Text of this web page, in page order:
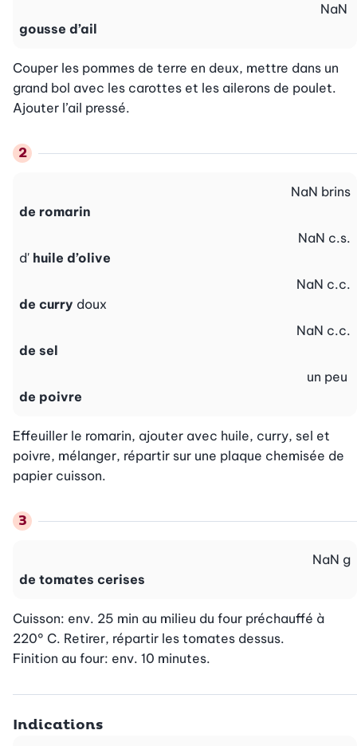
gousse d’ail
NaN
Couper les pommes de terre en deux, mettre dans un
grand bol avec les carottes et les ailerons de poulet.
Ajouter l’ail pressé.
de romarin
NaN brins
d' huile d’olive
NaN c.s.
de curry doux
NaN c.c.
de sel
NaN c.c.
de poivre
un peu
Effeuiller le romarin, ajouter avec huile, curry, sel et
poivre, mélanger, répartir sur une plaque chemisée de
papier cuisson.
de tomates cerises
NaN g
Cuisson: env. 25 min au milieu du four préchauffé à
220° C. Retirer, répartir les tomates dessus.
Finition au four: env. 10 minutes.
Indications